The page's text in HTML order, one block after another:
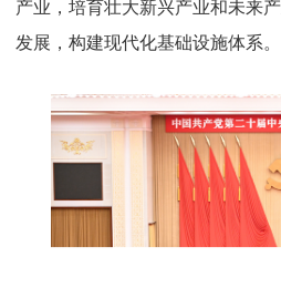
产业，培育壮大新兴产业和未来
发展，构建现代化基础设施体系。